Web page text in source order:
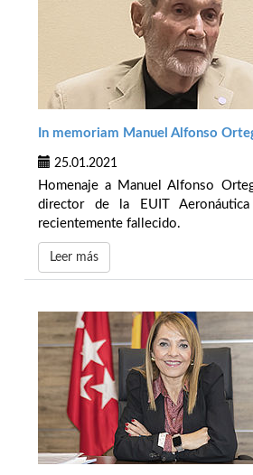
In memoriam Manuel Alfonso
25.01.2021
Homenaje a Manuel Alfonso
director de la EUIT
recientemente fallecido.
Leer más